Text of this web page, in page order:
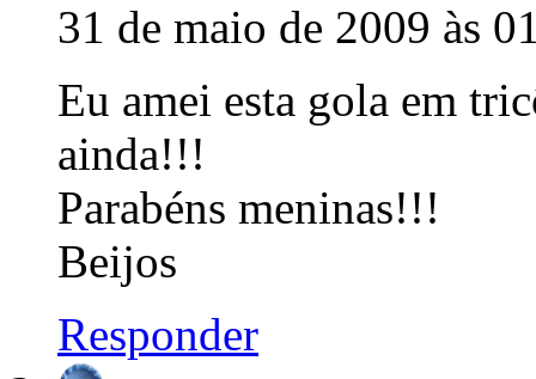
31 de maio de 2009 às
Eu amei esta gola em
ainda!!!
Parabéns meninas!!!
Beijos
Responder